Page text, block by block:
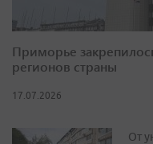
Приморье
регионов страны
17.07.2026
От